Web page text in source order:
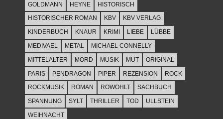
GOLDMANN
HEYNE
HISTORISCH
HISTORISCHER ROMAN
KBV
KBV VERLAG
KINDERBUCH
KNAUR KRIMI LIEBE
LÜBBE
MEDIVAEL
METAL
MICHAEL CONNELLY
MITTELALTER
MORD MUSIK MUT
ORIGINAL
PARIS
PENDRAGON PIPER REZENSION
ROCK
ROCKMUSIK
ROMAN ROWOHLT
SACHBUCH
SPANNUNG
SYLT THRILLER TOD
ULLSTEIN
WEIHNACHT